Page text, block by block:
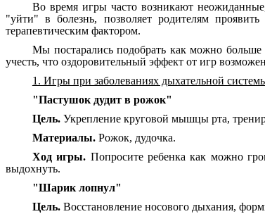
Во время игры часто возникают
"уйти" в болезнь, позволяет родителям
терапевтическим фактором.
Мы постарались подобрать как можно больше
учесть, что оздоровительный эффект от игр
1. Игры при заболеваниях дыхательной
"Пастушок дудит в рожок"
Цель.Укрепление круговой мышцы рта,
Материалы.Рожок, дудочка.
Ход игры. Попросите ребенка как можно
выдохнуть.
"Шарик лопнул"
Цель.Восстановление носового дыхания,